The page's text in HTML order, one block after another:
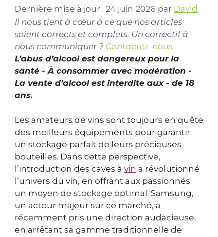
Dernière mise à jour : 24 juin 2026 par David
Il nous tient à cœur à ce que nos articles
soient corrects et complets. Un correctif à
nous communiquer ? Contactez-nous.
L’abus d’alcool est dangereux pour la
santé - À consommer avec modération -
La vente d’alcool est interdite aux - de 18
ans.
Les amateurs de vins sont toujours en quête
des meilleurs équipements pour garantir
un stockage parfait de leurs précieuses
bouteilles. Dans cette perspective,
l’introduction des caves à vin a révolutionné
l’univers du vin, en offrant aux passionnés
un moyen de stockage optimal. Samsung,
un acteur majeur sur ce marché, a
récemment pris une direction audacieuse,
en arrêtant sa gamme traditionnelle de